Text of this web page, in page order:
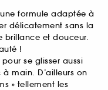
formule adaptée à
délicatement sans la
brillance et douceur.
!
se glisser aussi
main. D’ailleurs on
» tellement les